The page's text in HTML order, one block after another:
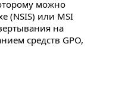
можно
(NSIS) или MSI
на
средств GPO,